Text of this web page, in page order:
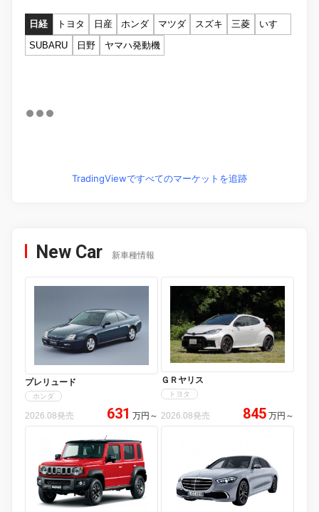
日経 トヨタ 日産 ホンダ マツダ スズキ 三菱
いすゞ
SUBARU
日野 ヤマハ発動機
TradingViewですべてのマーケットを追跡
New Car 新車種情報
プレリュード
ホンダ
2026.08発売 631 万円 ～
ＧＲヤリス
トヨタ
2026.08発売 845 万円 ～